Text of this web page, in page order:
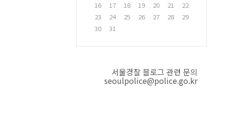
16
17 18 19 20 21
22
23
24 25 26 27 28
29
30
31
서울경찰 블로그 관련 문의
seoulpolice@police.go.kr